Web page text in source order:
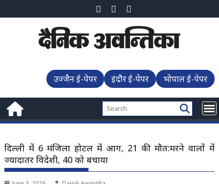
to
उज्जैन ई-पेपर इंदौर ई-पेपर भोपाल ई-पेपर
दिल्ली में 6 मंजिला होटल में आग, 21 की मौत:मरने वालों में
ज्यादातर विदेशी, 40 को बचाया